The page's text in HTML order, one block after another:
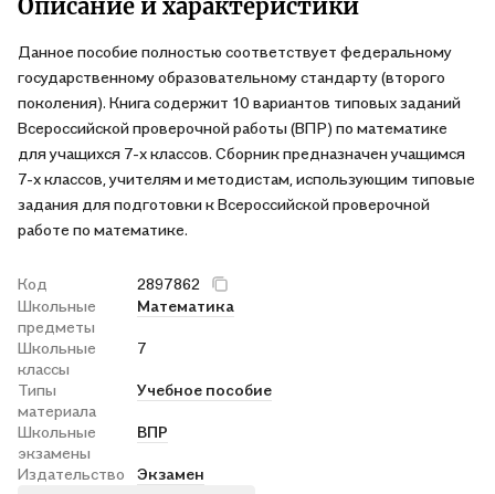
Описание и характеристики
Данное пособие полностью соответствует федеральному
государственному образовательному стандарту (второго
поколения). Книга содержит 10 вариантов типовых заданий
Всероссийской проверочной работы (ВПР) по математике
для учащихся 7-х классов. Сборник предназначен учащимся
7-х классов, учителям и методистам, использующим типовые
задания для подготовки к Всероссийской проверочной
работе по математике.
Код
2897862
Школьные
предметы
Математика
Школьные
классы
7
Типы
материала
Учебное пособие
Школьные
экзамены
ВПР
Издательство
Экзамен